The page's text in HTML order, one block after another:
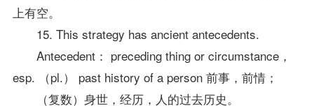
上有空。
15. This strategy has ancient antecedents.
Antecedent： preceding thing or circumstance，
esp. （pl.） past history of a person 前事，前情；
（复数）身世，经历，人的过去历史。